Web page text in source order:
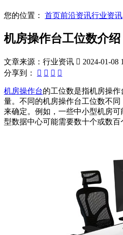
您的位置： 首页前沿资讯行业资讯
机房操作台工位数介绍
文章来源：行业资讯  2024-01-08
分享到：
   
机房操作台的工位数是指机房操
量。不同的机房操作台工位数不
来确定。例如，一些中小型机房
型数据中心可能需要数十个或数百